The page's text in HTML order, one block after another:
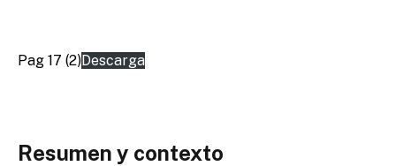
Pag 17 (2)Descarga
Resumen y contexto